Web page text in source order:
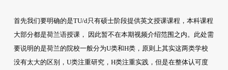
首先我们要明确的是TU/d只有硕士阶段提供英文授课课程，本科课程
大部分都是荷兰语授课， 因此暂不在本期视频介绍范围之内。此处需
要说明的是荷兰的院校一般分为U类和H类，原则上其实这两类学校
没有太大的区别，U类注重研究，H类注重实践，但是在整体认可度